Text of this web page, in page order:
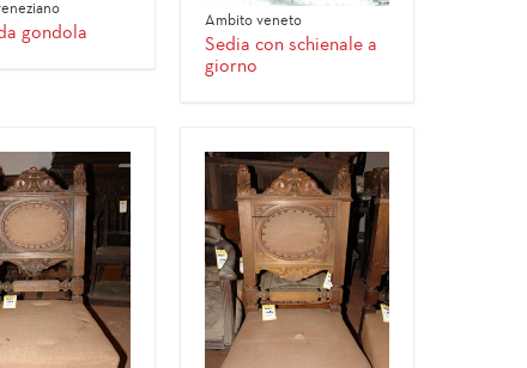
gondola
Ambito veneto
Sedia con schienale a
giorno